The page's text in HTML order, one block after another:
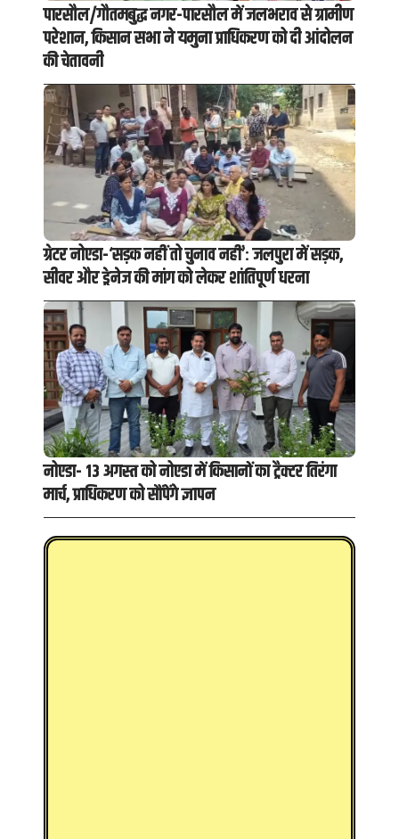
पारसौल/गौतमबुद्ध नगर-पारसौल में जलभराव से ग्रामीण
परेशान, किसान सभा ने यमुना प्राधिकरण को दी आंदोलन
की चेतावनी
ग्रेटर नोएडा-‘सड़क नहीं तो चुनाव नहीं’: जलपुरा में सड़क,
सीवर और ड्रेनेज की मांग को लेकर शांतिपूर्ण धरना
नोएडा- 13 अगस्त को नोएडा में किसानों का ट्रैक्टर तिरंगा
मार्च, प्राधिकरण को सौंपेंगे ज्ञापन